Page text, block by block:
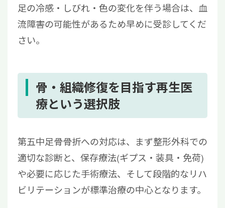
足の冷感・しびれ・色の変化を伴う場合は、血
流障害の可能性があるため早めに受診してくだ
さい。
骨・組織修復を目指す再生医
療という選択肢
第五中足骨骨折への対応は、まず整形外科での
適切な診断と、保存療法(ギプス・装具・免荷)
や必要に応じた手術療法、そして段階的なリハ
ビリテーションが標準治療の中心となります。